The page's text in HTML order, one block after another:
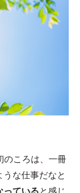
のころは、一冊
な仕事だなと
っている と感じ